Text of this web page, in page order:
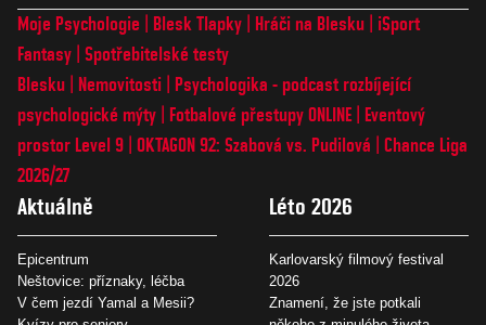
Moje Psychologie Blesk Tlapky Hráči na Blesku
iSport
Fantasy Spotřebitelské testy
Blesku
Nemovitosti
Psychologika - podcast rozbíjející
psychologické mýty
Fotbalové přestupy ONLINE
Eventový
prostor Level 9 OKTAGON 92: Szabová vs. Pudilová
Chance Liga
2026/27
Aktuálně
Epicentrum
Neštovice: příznaky, léčba
V čem jezdí Yamal a Mesii?
Léto 2026
Karlovarský filmový festival
2026
Znamení, že jste potkali